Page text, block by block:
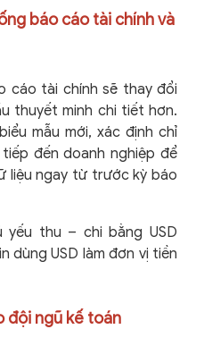
báo cáo tài chính và
cáo tài chính sẽ thay đổi
thuyết minh chi tiết hơn.
mẫu mới, xác định chỉ
đến doanh nghiệp để
liệu ngay từ trước kỳ báo
yếu thu – chi bằng USD
dùng USD làm đơn vị tiền
đội ngũ kế toán